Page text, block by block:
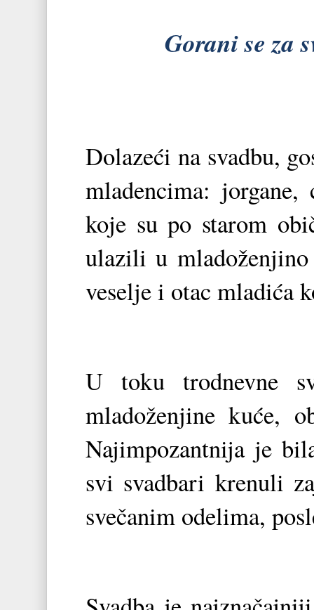
Gorani se za
Dolazeći na svadbu,
mladencima:
koje su po starom
ulazili u
veselje i otac mladića
U toku trodnevne
mladoženjine kuće,
Najimpozantnija je
svi svadbari krenuli
svečanim odelima,